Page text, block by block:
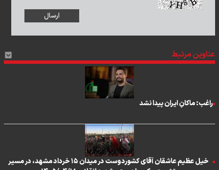
عناوین مرتبط
راغب: ماکانِ ایران پیدا نشد
خیل عظیم عاشقان آقای کشوردوست در میدان ۱۵ خرداد مشهد، در مسیر